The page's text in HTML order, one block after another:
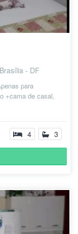
- DF
para
+cama de casal,
4 3